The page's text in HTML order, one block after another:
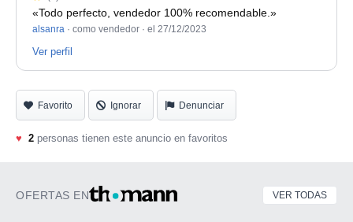
«Todo perfecto, vendedor 100% recomendable.»
alsanra · como vendedor · el 27/12/2023
Ver perfil
Favorito Ignorar Denunciar
♥ 2 personas tienen este anuncio en favoritos
OFERTAS EN VER TODAS